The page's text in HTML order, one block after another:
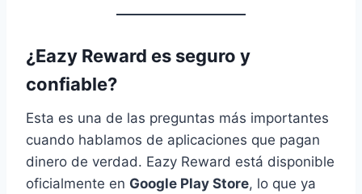
¿Eazy Reward es seguro y
confiable?
Esta es una de las preguntas más importantes
cuando hablamos de aplicaciones que pagan
dinero de verdad. Eazy Reward está disponible
oficialmente en Google Play Store, lo que ya